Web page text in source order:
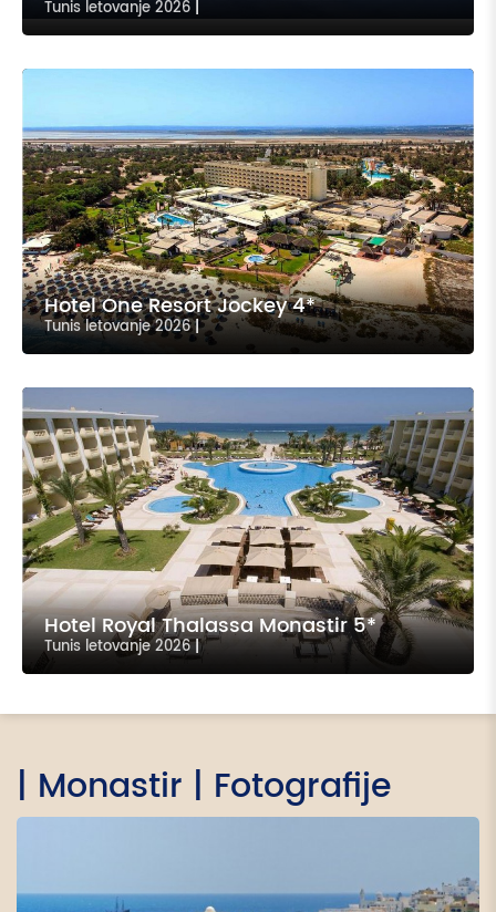
Tunis letovanje 2026
Hotel One Resort Jockey 4*
Tunis letovanje 2026|
Hotel Royal Thalassa Monastir 5*
Tunis letovanje 2026|
| Monastir | Fotografije